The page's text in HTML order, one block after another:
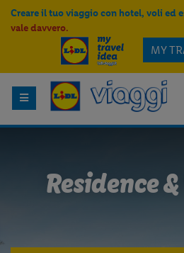
Creare il tuo viaggio con hotel, voli ed
vale davvero.
MY
Residence